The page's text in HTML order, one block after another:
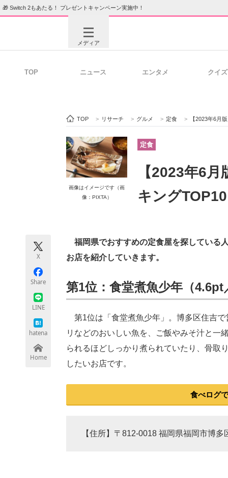
🎁 Switch 2もあたる！ プレゼントキャンペーン実施中！
メディア
ビジネスと働き方のヒント
ITエンジニア向け専門サイト
ちょっと気になるネットの話題
TOP ニュース エンタメ クイズ
TOP > リサーチ > グルメ > 定食 > 【2023年6月
画像はイメージです（画
像：PIXTA）
定食
【2023年6
キング
X
Share
LINE
hatena
Home
福岡県でおすすめの定食屋を探している
お店を紹介していきます。
第1位：食堂煮魚少年（
第1位は「食堂煮魚少年」。博多区住吉
リなどのおいしい魚を、ご飯やみそ汁と一
られるほどしっかり煮られていたり、骨取
したいお店です。
食べログ
【住所】〒812-0018 福岡県福岡市博多